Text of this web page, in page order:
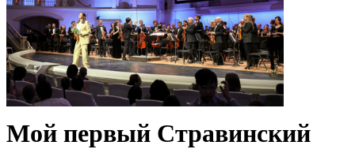
Мой первый Стравинский